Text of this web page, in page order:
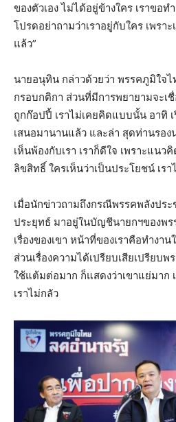
ของตัวเอง ไม่ได้อยู่ข้างใคร เราขอ
โปรดอย่าถามว่าเราอยู่กับใคร เพรา
แล้ว”
นายอนุทิน กล่าวด้วยว่า พรรคภูมิใจไ
กรอบกติกา ส่วนที่มีการพยายามจะเ
ถูกก๊อปปี้ เราไม่เคยคิดแบบนั้น อาทิ เ
เสนอมานานแล้ว และล่า สุดท่านรอ
เห็นพ้องกับเรา เราก็ดีใจ เพราะแนว
ลิขสิทธิ์ ใครเห็นว่าเป็นประโยชน์ เรา
เมื่อนักข่าวถามถึงกรณีพรรคพลังประ
ประยุทธ์ มาอยู่ในบัญชีนายกฯของพร
เรื่องของเขา หน้าที่ของเราคือทำงา
ส่วนเรื่องความได้เปรียบเสียเปรียบพ
ใช้แต้มต่อมาก ก็แสดงว่าเขาแย่มาก
เราไม่กลัว